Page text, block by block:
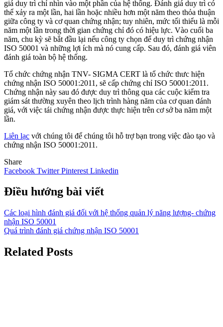
giá duy trì chỉ nhìn vào một phần của hệ thống. Đánh giá duy trì có
thể xảy ra một lần, hai lần hoặc nhiều hơn một năm theo thỏa thuận
giữa công ty và cơ quan chứng nhận; tuy nhiên, mức tối thiểu là mỗi
năm một lần trong thời gian chứng chỉ đó có hiệu lực. Vào cuối ba
năm, chu kỳ sẽ bắt đầu lại nếu công ty chọn để duy trì chứng nhận
ISO 50001 và những lợi ích mà nó cung cấp. Sau đó, đánh giá viên
đánh giá toàn bộ hệ thống.
Tổ chức chứng nhận TNV- SIGMA CERT là tổ chức thưc hiện
chứng nhận ISO 50001:2011, sẽ cấp chứng chỉ ISO 50001:2011.
Chứng nhận này sau đó được duy trì thông qua các cuộc kiểm tra
giám sát thường xuyên theo lịch trình hàng năm của cơ quan đánh
giá, với việc tái chứng nhận được thực hiện trên cơ sở ba năm một
lần.
Liên lạc với chúng tôi để chúng tôi hỗ trợ bạn trong việc đào tạo và
chứng nhận ISO 50001:2011.
Share
Facebook TwitterPinterest Linkedin
Điều hướng bài viết
Các loại hình đánh giá đối với hệ thống quản lý năng lượng- chứng
nhận ISO 50001
Quá trình đánh giá chứng nhận ISO 50001
Related Posts